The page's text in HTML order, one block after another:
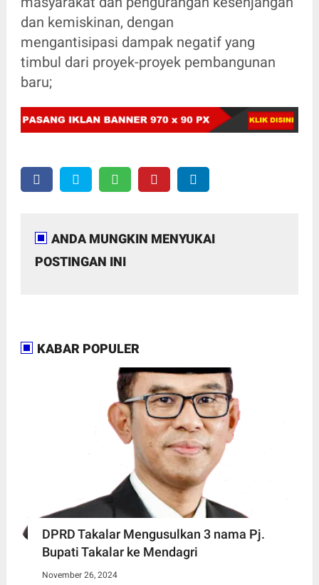
dan kemiskinan, dengan
mengantisipasi dampak negatif yang
timbul dari proyek-proyek pembangunan
baru;
ANDA MUNGKIN MENYUKAI
POSTINGAN INI
KABAR POPULER
DPRD Takalar Mengusulkan 3 nama Pj.
Bupati Takalar ke Mendagri
November 26, 2024